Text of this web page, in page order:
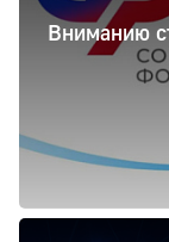
Вниманию